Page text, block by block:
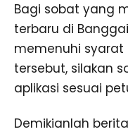
Bagi sobat yang
terbaru di
memenuhi syarat
tersebut, silakan
aplikasi sesuai
Demikianlah berita